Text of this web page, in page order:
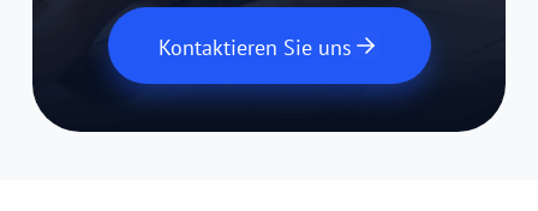
Kontaktieren Sie uns